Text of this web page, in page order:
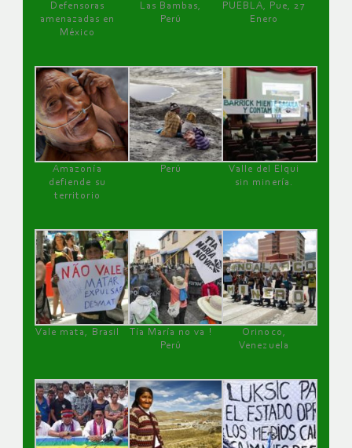
Defensoras
amenazadas en
México
Las Bambas,
Perú
PUEBLA, Pue, 27
Enero
Amazonía
defiende su
territorio
Perú
Valle del Elqui
sin minería.
Vale mata, Brasil
Tía María no va !
Perú
Orinoco,
Venezuela